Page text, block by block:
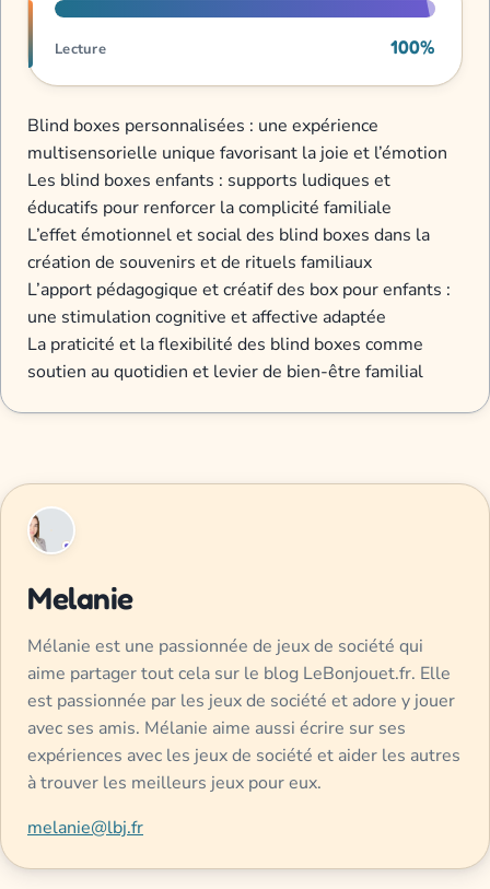
Lecture 100%
Blind boxes personnalisées : une expérience
multisensorielle unique favorisant la joie et l’émotion
Les blind boxes enfants : supports ludiques et
éducatifs pour renforcer la complicité familiale
L’effet émotionnel et social des blind boxes dans la
création de souvenirs et de rituels familiaux
L’apport pédagogique et créatif des box pour enfants :
une stimulation cognitive et affective adaptée
La praticité et la flexibilité des blind boxes comme
soutien au quotidien et levier de bien-être familial
Melanie
Mélanie est une passionnée de jeux de société qui
aime partager tout cela sur le blog LeBonjouet.fr. Elle
est passionnée par les jeux de société et adore y jouer
avec ses amis. Mélanie aime aussi écrire sur ses
expériences avec les jeux de société et aider les autres
à trouver les meilleurs jeux pour eux.
melanie@lbj.fr